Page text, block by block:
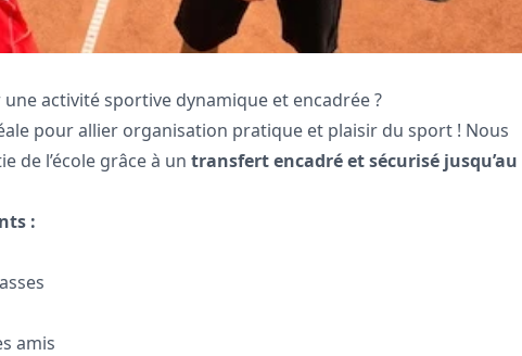
activité sportive dynamique et encadrée ?
pour allier organisation pratique et plaisir du sport ! Nous
de l’école grâce à un transfert encadré et sécurisé
:
amis